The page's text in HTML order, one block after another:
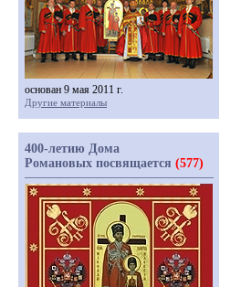
основан 9 мая 2011 г.
Другие материалы
400-летию Дома
Романовых посвящается (577)